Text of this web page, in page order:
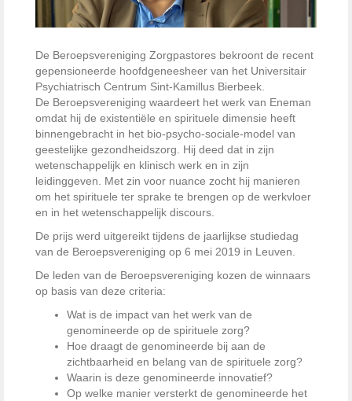
De Beroepsvereniging Zorgpastores bekroont de recent
gepensioneerde hoofdgeneesheer van het Universitair
Psychiatrisch Centrum Sint-Kamillus Bierbeek.
De Beroepsvereniging waardeert het werk van Eneman
omdat hij de existentiële en spirituele dimensie heeft
binnengebracht in het bio-psycho-sociale-model van
geestelijke gezondheidszorg. Hij deed dat in zijn
wetenschappelijk en klinisch werk en in zijn
leidinggeven. Met zin voor nuance zocht hij manieren
om het spirituele ter sprake te brengen op de werkvloer
en in het wetenschappelijk discours.
De prijs werd uitgereikt tijdens de jaarlijkse studiedag
van de Beroepsvereniging op 6 mei 2019 in Leuven.
De leden van de Beroepsvereniging kozen de winnaars
op basis van deze criteria:
Wat is de impact van het werk van de
genomineerde op de spirituele zorg?
Hoe draagt de genomineerde bij aan de
zichtbaarheid en belang van de spirituele zorg?
Waarin is deze genomineerde innovatief?
Op welke manier versterkt de genomineerde het